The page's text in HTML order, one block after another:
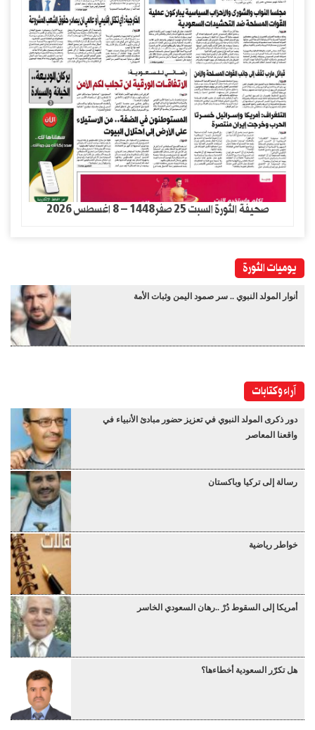
صحيفة الثورة السبت 25 صفر1448 – 8 اغسطس 2026
يوميات الثورة
أنوار المولد النبوي .. سر صمود اليمن وثبات الأمة
آراء وكتابات
دور ذكرى المولد النبوي في تعزيز حضور مبادئ الأنبياء في
واقعنا المعاصر
رسالة إلى تركيا وباكستان
خواطر رياضية
أمريكا إلى السقوط دُرْ ..رهان السعودي الخاسر
هل تكرّر السعودية أخطاءها؟